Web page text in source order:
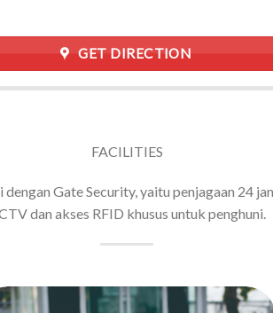
GET DIRECTION
FACILITIES
dengan Gate Security, yaitu penjagaan 24
dan akses RFID khusus untuk penghuni.